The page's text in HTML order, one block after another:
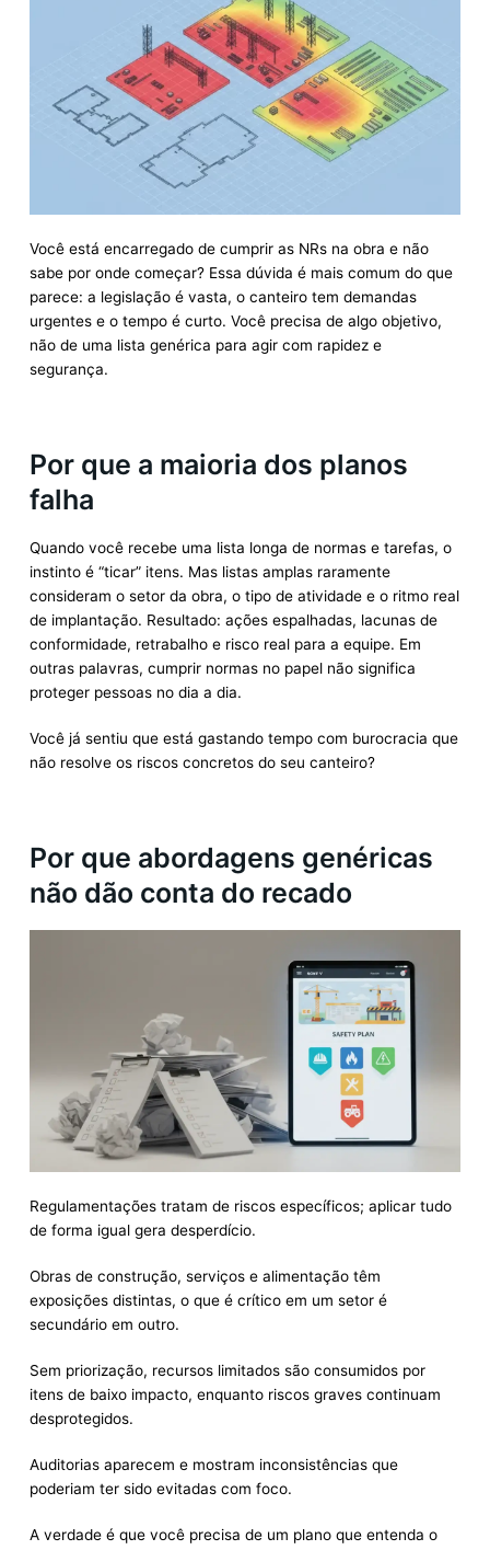
Você está encarregado de cumprir as NRs na obra e não
sabe por onde começar? Essa dúvida é mais comum do que
parece: a legislação é vasta, o canteiro tem demandas
urgentes e o tempo é curto. Você precisa de algo objetivo,
não de uma lista genérica para agir com rapidez e
segurança.
Por que a maioria dos planos
falha
Quando você recebe uma lista longa de normas e tarefas, o
instinto é “ticar” itens. Mas listas amplas raramente
consideram o setor da obra, o tipo de atividade e o ritmo real
de implantação. Resultado: ações espalhadas, lacunas de
conformidade, retrabalho e risco real para a equipe. Em
outras palavras, cumprir normas no papel não significa
proteger pessoas no dia a dia.
Você já sentiu que está gastando tempo com burocracia que
não resolve os riscos concretos do seu canteiro?
Por que abordagens genéricas
não dão conta do recado
Regulamentações tratam de riscos específicos; aplicar tudo
de forma igual gera desperdício.
Obras de construção, serviços e alimentação têm
exposições distintas, o que é crítico em um setor é
secundário em outro.
Sem priorização, recursos limitados são consumidos por
itens de baixo impacto, enquanto riscos graves continuam
desprotegidos.
Auditorias aparecem e mostram inconsistências que
poderiam ter sido evitadas com foco.
A verdade é que você precisa de um plano que entenda o